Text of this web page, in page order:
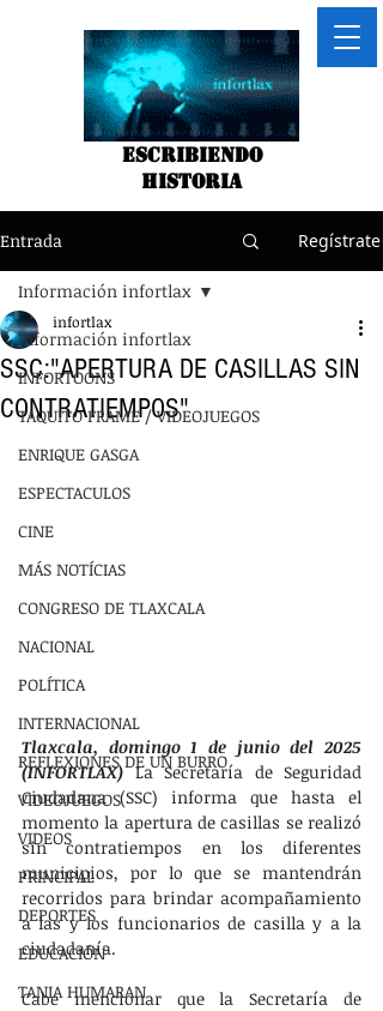
Escribiendo
historia
Entrada Regístrate
Información infortlax
INFORTOONS
TAQUITO FRAME / VIDEOJUEGOS
ENRIQUE GASGA
ESPECTACULOS
CINE
MÁS NOTÍCIAS
CONGRESO DE TLAXCALA
NACIONAL
POLÍTICA
INTERNACIONAL
REFLEXIONES DE UN BURRO
VIDEOJUEGOS
VIDEOS
PRINCIPAL
DEPORTES
EDUCACIÓN
TANIA HUMARAN
Información infortlax
SSC:"APERTURA DE CASILLAS SIN
CONTRATIEMPOS"
infortlax
Tlaxcala, domingo 1 de junio del 2025
(INFORTLAX) La Secretaría de Seguridad
Ciudadana (SSC) informa que hasta el
momento la apertura de casillas se realizó
sin contratiempos en los diferentes
municipios, por lo que se mantendrán
recorridos para brindar acompañamiento
a las y los funcionarios de casilla y a la
ciudadanía.
Cabe mencionar que la Secretaría de